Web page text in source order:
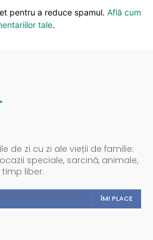
pentru a reduce spamul. Află cum
tale.
de zi cu zi ale vieții de familie:
speciale, sarcină, animale,
timp liber.
ÎMI PLACE
administrată de